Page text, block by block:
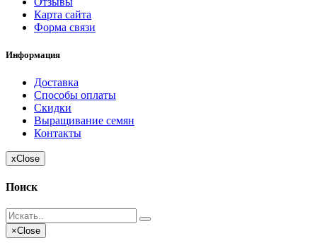
Карта сайта
Форма связи
Информация
Доставка
Способы оплаты
Скидки
Выращивание семян
Контакты
xClose
Поиск
×Close